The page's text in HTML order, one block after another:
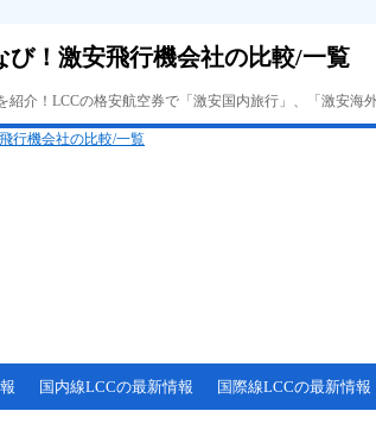
び！激安飛行機会社の比較/一覧
紹介！LCCの格安航空券で「激安国内旅行」、「激安海
国内線LCCの最新情報 国際線LCCの最新情報